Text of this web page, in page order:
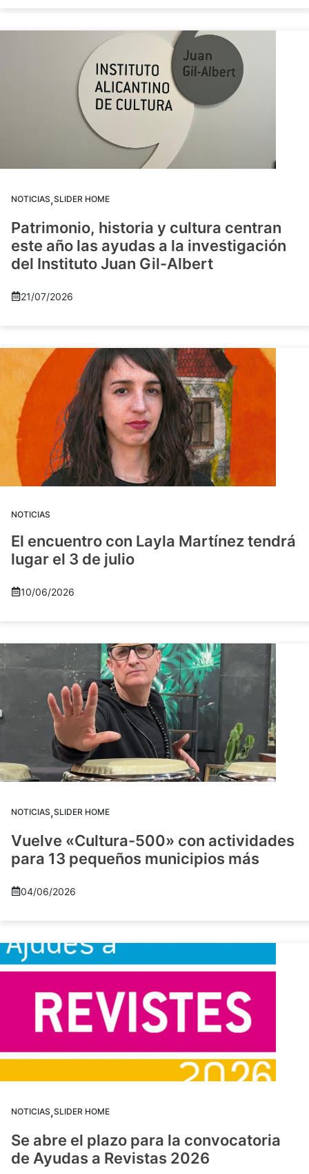
NOTICIAS,SLIDER HOME
Patrimonio, historia y cultura centran
este año las ayudas a la investigación
del Instituto Juan Gil-Albert
21/07/2026
NOTICIAS
El encuentro con Layla Martínez tendrá
lugar el 3 de julio
10/06/2026
NOTICIAS,SLIDER HOME
Vuelve «Cultura-500» con actividades
para 13 pequeños municipios más
04/06/2026
NOTICIAS,SLIDER HOME
Se abre el plazo para la convocatoria
de Ayudas a Revistas 2026